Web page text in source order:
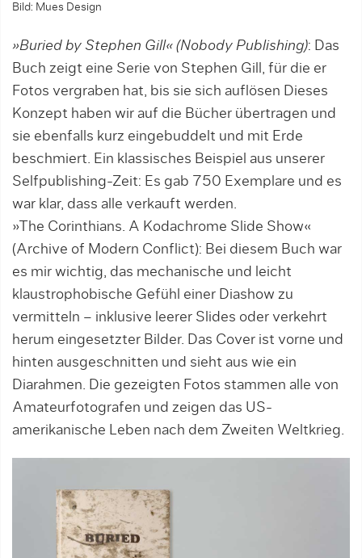
Bild: Mues Design
»Buried by Stephen Gill« (Nobody Publishing): Das
Buch zeigt eine Serie von Stephen Gill, für die er
Fotos vergraben hat, bis sie sich auflösen Dieses
Konzept haben wir auf die Bücher übertragen und
sie ebenfalls kurz eingebuddelt und mit Erde
beschmiert. Ein klassisches Beispiel aus unserer
Selfpublishing-Zeit: Es gab 750 Exemplare und es
war klar, dass alle verkauft werden.
»The Corinthians. A Kodachrome Slide Show«
(Archive of Modern Conflict): Bei diesem Buch war
es mir wichtig, das mechanische und leicht
klaustrophobische Gefühl einer Diashow zu
vermitteln – inklusive leerer Slides oder verkehrt
herum eingesetzter Bilder. Das Cover ist vorne und
hinten ausgeschnitten und sieht aus wie ein
Diarahmen. Die gezeigten Fotos stammen alle von
Amateurfotografen und zeigen das US-
amerikanische Leben nach dem Zweiten Weltkrieg.